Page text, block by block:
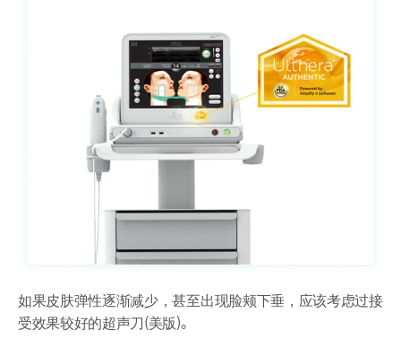
如果皮肤弹性逐渐减少，甚至出现脸颊下垂，应该考虑过接
受效果较好的超声刀(美版)。